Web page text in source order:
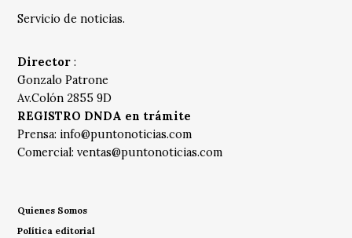
Servicio de noticias.
Director :
Gonzalo Patrone
Av.Colón 2855 9D
REGISTRO DNDA en trámite
Prensa: info@puntonoticias.com
Comercial:ventas@puntonoticias.com
Quienes Somos
Política editorial